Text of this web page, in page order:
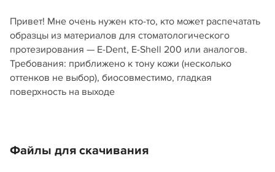
Привет! Мне очень нужен кто-то, кто может распечатать
образцы из материалов для стоматологического
протезирования — E-Dent, E-Shell 200 или аналогов.
Требования: приближено к тону кожи (несколько
оттенков не выбор), биосовместимо, гладкая
поверхность на выходе
Файлы для скачивания